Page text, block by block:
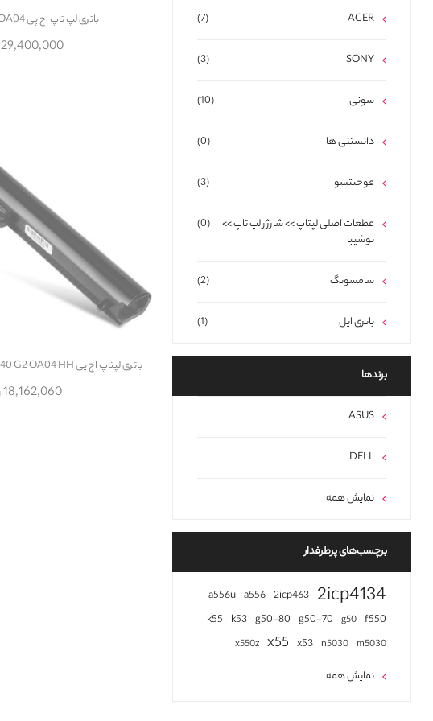
باتری لپ تاپ اچ پی Battery HP OA04
29,400,000 ریال
باتری لپتاپ اچ پی Battery HP ProBook 240 G2 OA04 HH
18,162,060 ریال
(7) ACER
(3) SONY
(10) سونی
(0) دانستنی ها
(3) فوجیتسو
(0)
قطعات اصلی لپتاپ >> شارژر لپ تاپ >>
توشیبا
(2) سامسونگ
(1) باتری اپل
برند‌ها
ASUS
DELL
نمایش همه
برچسب‌های پرطرفدار
2icp4134
2icp463
a556
a556u
f550
g50
g50-70
g50-80
k53
k55
m5030
n5030
x53
x55
x550z
نمایش همه